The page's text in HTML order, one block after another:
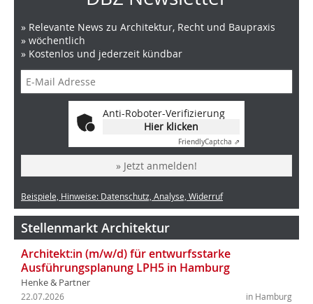
» Relevante News zu Architektur, Recht und Baupraxis
» wöchentlich
» Kostenlos und jederzeit kündbar
Anti-Roboter-Verifizierung
Hier klicken
FriendlyCaptcha ⇗
» Jetzt anmelden!
Beispiele, Hinweise: Datenschutz, Analyse, Widerruf
Stellenmarkt Architektur
Architekt:in (m/w/d) für entwurfsstarke
Ausführungsplanung LPH5 in Hamburg
Henke & Partner
in Hamburg
22.07.2026